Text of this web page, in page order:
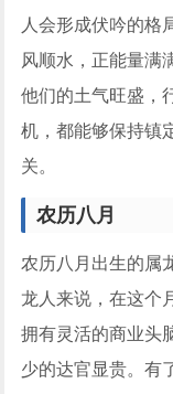
人会形成伏吟的格
风顺水，正能量满
他们的土气旺盛，
机，都能够保持镇
关。
农历八月
农历八月出生的属
龙人来说，在这个
拥有灵活的商业头
少的达官显贵。有